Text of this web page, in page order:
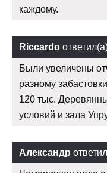
каждому.
Riccardo
Были увеличены
разному
120 тыс.
условий и зала
Александр